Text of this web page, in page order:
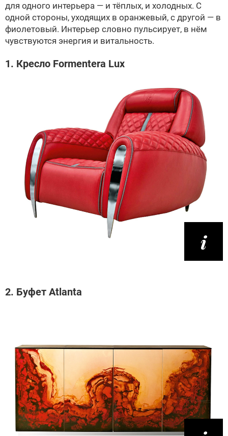
для одного интерьера — и тёплых, и холодных. С
одной стороны, уходящих в оранжевый, с другой — в
фиолетовый. Интерьер словно пульсирует, в нём
чувствуются энергия и витальность.
1. Кресло Formentera Lux
2. Буфет Atlanta